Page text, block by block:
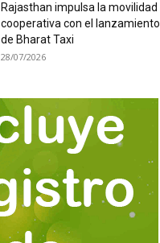
Rajasthan impulsa la movilidad
cooperativa con el lanzamiento
de Bharat Taxi
28/07/2026